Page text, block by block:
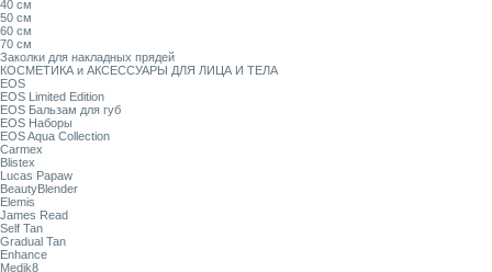
40 см
50 см
60 см
70 см
Заколки для накладных прядей
КОСМЕТИКА и АКСЕССУАРЫ ДЛЯ ЛИЦА И ТЕЛА
EOS
EOS Limited Edition
EOS Бальзам для губ
EOS Наборы
EOS Aqua Collection
Carmex
Blistex
Lucas Papaw
BeautyBlender
Elemis
James Read
Self Tan
Gradual Tan
Enhance
Medik8